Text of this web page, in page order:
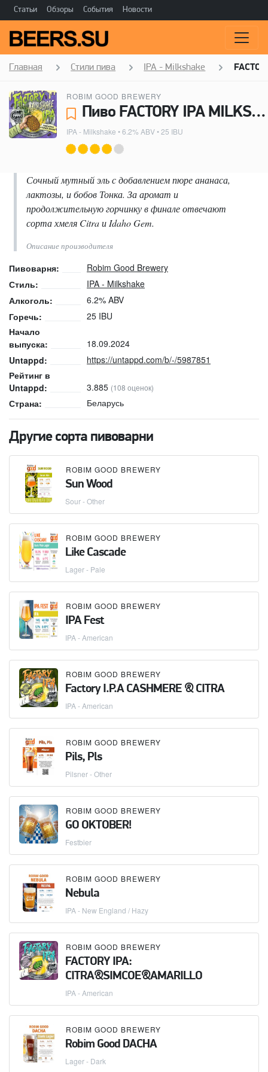
Статьи Обзоры События Новости
Главная Стили пива IPA - Milkshake
ROBIM GOOD BREWERY
Пиво FACTORY IPA MILKSHAKE:PINEAPPLE & TONKA BEANS - Robim Good Brewery
IPA - Milkshake • 6.2% ABV • 25 IBU
Сочный мутный эль с добавлением пюре ананаса,
лактозы, и бобов Тонка. За аромат и
продолжительную горчинку в финале отвечают
сорта хмеля Citra и Idaho Gem.
Описание производителя
Пивоварня:
Robim Good Brewery
Стиль:
IPA - Milkshake
Алкоголь:
6.2% ABV
Горечь:
25 IBU
Начало
выпуска:
18.09.2024
Untappd:
https://untappd.com/b/-/5987851
Рейтинг в
Untappd:
3.885 (108 оценок)
Страна: Беларусь
Другие сорта пивоварни
ROBIM GOOD BREWERY
Sun Wood
Sour - Other
ROBIM GOOD BREWERY
Like Cascade
Lager - Pale
ROBIM GOOD BREWERY
IPA Fest
IPA - American
ROBIM GOOD BREWERY
Factory I.P.A CASHMERE & CITRA
IPA - American
ROBIM GOOD BREWERY
Pils, Pls
Pilsner - Other
ROBIM GOOD BREWERY
GO OKTOBER!
Festbier
ROBIM GOOD BREWERY
Nebula
IPA - New England / Hazy
ROBIM GOOD BREWERY
FACTORY IPA:
CITRA&SIMCOE&AMARILLO
IPA - American
ROBIM GOOD BREWERY
Robim Good DACHA
Lager - Dark